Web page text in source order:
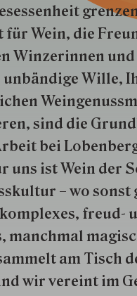
für Wein, die
Win­zer­innen
un­bän­dige Wille,
sind die
bei
uns ist Wein der
– wo sonst
freud-
manchmal
am Tisch
wir ver­eint im